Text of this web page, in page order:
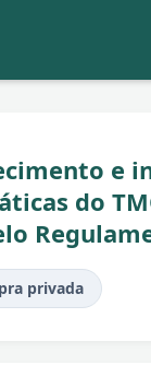
e
do
privada